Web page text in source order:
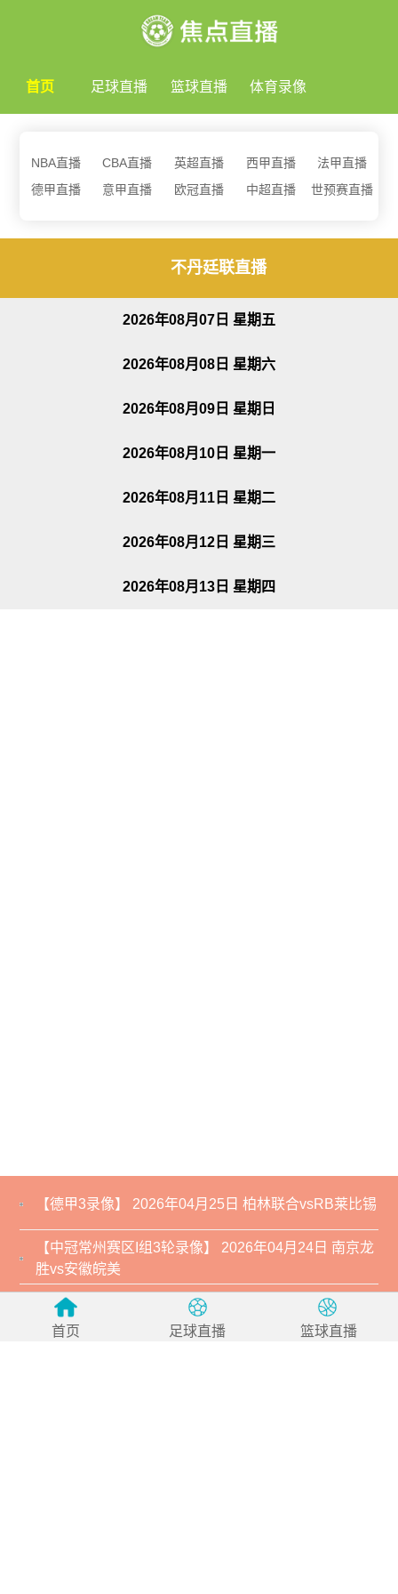
首页 足球直播 篮球直播 体育录像
NBA直播 CBA直播 英超直播 西甲直播
法甲直播
德甲直播
意甲直播 欧冠直播 中超直播 世预赛直播
不丹廷联直播
2026年08月07日 星期五
2026年08月08日 星期六
2026年08月09日 星期日
2026年08月10日 星期一
2026年08月11日 星期二
2026年08月12日 星期三
2026年08月13日 星期四
【德甲3录像】 2026年04月25日 柏林联合vsRB莱比锡
【中冠常州赛区I组3轮录像】 2026年04月24日 南京龙
胜vs安徽皖美
【中冠常州赛区I组3轮录像】 2026年04月24日 济南林
凯赛福vs江苏常晋
首页 足球直播 篮球直播